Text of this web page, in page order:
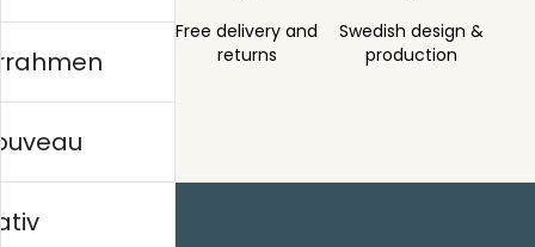
3 days
Free delivery and
returns
Swedish design &
production